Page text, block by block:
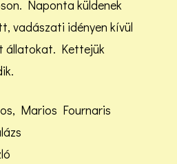
Naponta küldenek
vadászati idényen kívül
állatokat. Kettejük
Marios Fournaris